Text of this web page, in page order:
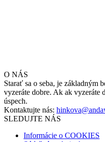
O NÁS
Starať sa o seba, je základným
vyzeráte dobre. Ak ak vyzeráte
úspech.
Kontaktujte nás:
SLEDUJTE NÁS
Informácie o COOKIES